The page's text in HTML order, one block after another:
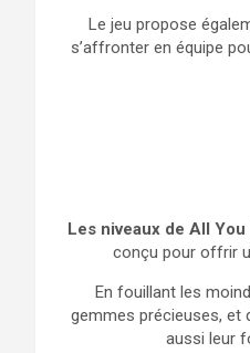
Le jeu propose
s’affronter en équipe
Les niveaux de All
conçu pour offrir
En fouillant les
gemmes précieuses, et
aussi leur